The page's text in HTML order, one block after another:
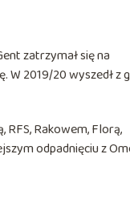
zatrzymał się na
W 2019/20 wyszedł z
Rakowem, Florą,
odpadnięciu z